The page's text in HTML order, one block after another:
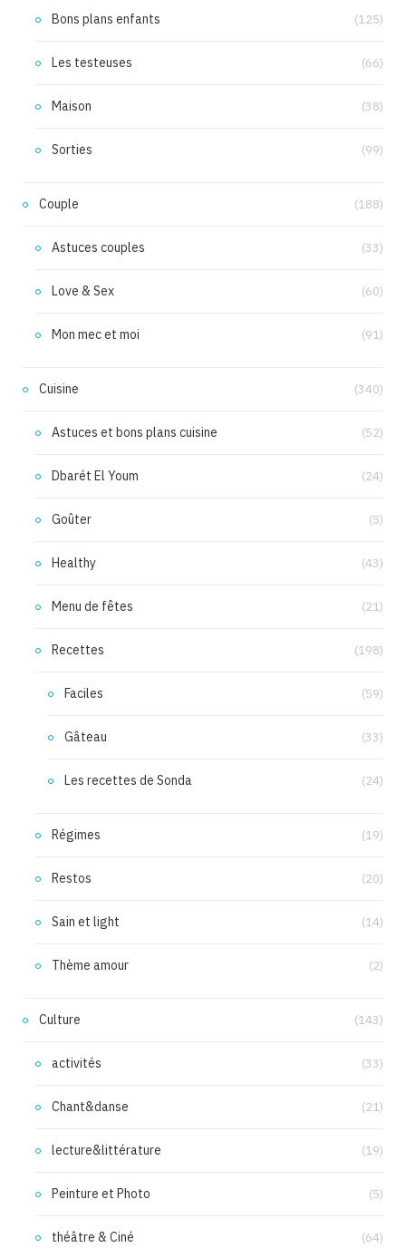
Bons plans enfants (125)
Les testeuses (66)
Maison (38)
Sorties (99)
Couple (188)
Astuces couples (33)
Love & Sex (60)
Mon mec et moi (91)
Cuisine (340)
Astuces et bons plans cuisine (52)
Dbarét El Youm (24)
Goûter (5)
Healthy (43)
Menu de fêtes (21)
Recettes (198)
Faciles (59)
Gâteau (33)
Les recettes de Sonda (24)
Régimes (19)
Restos (20)
Sain et light (14)
Thème amour (2)
Culture (143)
activités (33)
Chant&danse (21)
lecture&littérature (19)
Peinture et Photo (5)
théâtre & Ciné (64)